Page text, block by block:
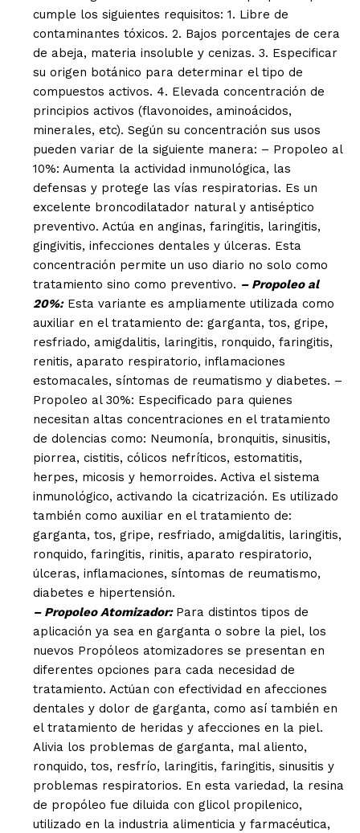
cumple los siguientes requisitos: 1. Libre de
contaminantes tóxicos. 2. Bajos porcentajes de cera
de abeja, materia insoluble y cenizas. 3. Especificar
su origen botánico para determinar el tipo de
compuestos activos. 4. Elevada concentración de
principios activos (flavonoides, aminoácidos,
minerales, etc). Según su concentración sus usos
pueden variar de la siguiente manera: – Propoleo al
10%: Aumenta la actividad inmunológica, las
defensas y protege las vías respiratorias. Es un
excelente broncodilatador natural y antiséptico
preventivo. Actúa en anginas, faringitis, laringitis,
gingivitis, infecciones dentales y úlceras. Esta
concentración permite un uso diario no solo como
tratamiento sino como preventivo. – Propoleo al
20%:Esta variante es ampliamente utilizada como
auxiliar en el tratamiento de: garganta, tos, gripe,
resfriado, amigdalitis, laringitis, ronquido, faringitis,
renitis, aparato respiratorio, inflamaciones
estomacales, síntomas de reumatismo y diabetes. –
Propoleo al 30%: Especificado para quienes
necesitan altas concentraciones en el tratamiento
de dolencias como: Neumonía, bronquitis, sinusitis,
piorrea, cistitis, cólicos nefríticos, estomatitis,
herpes, micosis y hemorroides. Activa el sistema
inmunológico, activando la cicatrización. Es utilizado
también como auxiliar en el tratamiento de:
garganta, tos, gripe, resfriado, amigdalitis, laringitis,
ronquido, faringitis, rinitis, aparato respiratorio,
úlceras, inflamaciones, síntomas de reumatismo,
diabetes e hipertensión.
– Propoleo Atomizador: Para distintos tipos de
aplicación ya sea en garganta o sobre la piel, los
nuevos Propóleos atomizadores se presentan en
diferentes opciones para cada necesidad de
tratamiento. Actúan con efectividad en afecciones
dentales y dolor de garganta, como así también en
el tratamiento de heridas y afecciones en la piel.
Alivia los problemas de garganta, mal aliento,
ronquido, tos, resfrío, laringitis, faringitis, sinusitis y
problemas respiratorios. En esta variedad, la resina
de propóleo fue diluida con glicol propilenico,
utilizado en la industria alimenticia y farmacéutica,